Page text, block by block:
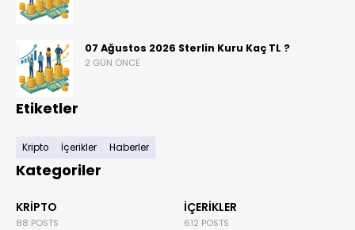
07 Ağustos 2026 Sterlin Kuru Kaç TL ?
2 GÜN ÖNCE
Etiketler
Kripto İçerikler Haberler
Kategoriler
KRIPTO
88 POSTS
İÇERIKLER
612 POSTS